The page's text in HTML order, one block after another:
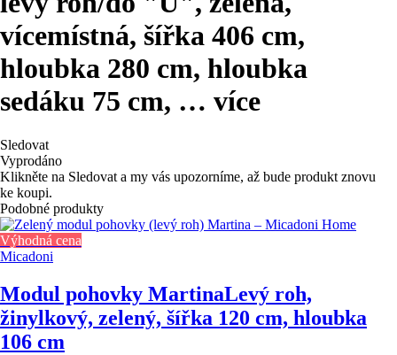
vícemístná, šířka 406 cm,
hloubka 280 cm, hloubka
sedáku 75 cm, … více
Sledovat
Vyprodáno
Klikněte na Sledovat a my vás upozorníme, až bude produkt znovu
ke koupi.
Podobné produkty
Výhodná cena
Micadoni
Modul pohovky MartinaLevý roh,
žinylkový, zelený, šířka 120 cm, hloubka
106 cm